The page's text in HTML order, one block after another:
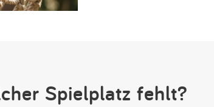
Spielplatz fehlt?